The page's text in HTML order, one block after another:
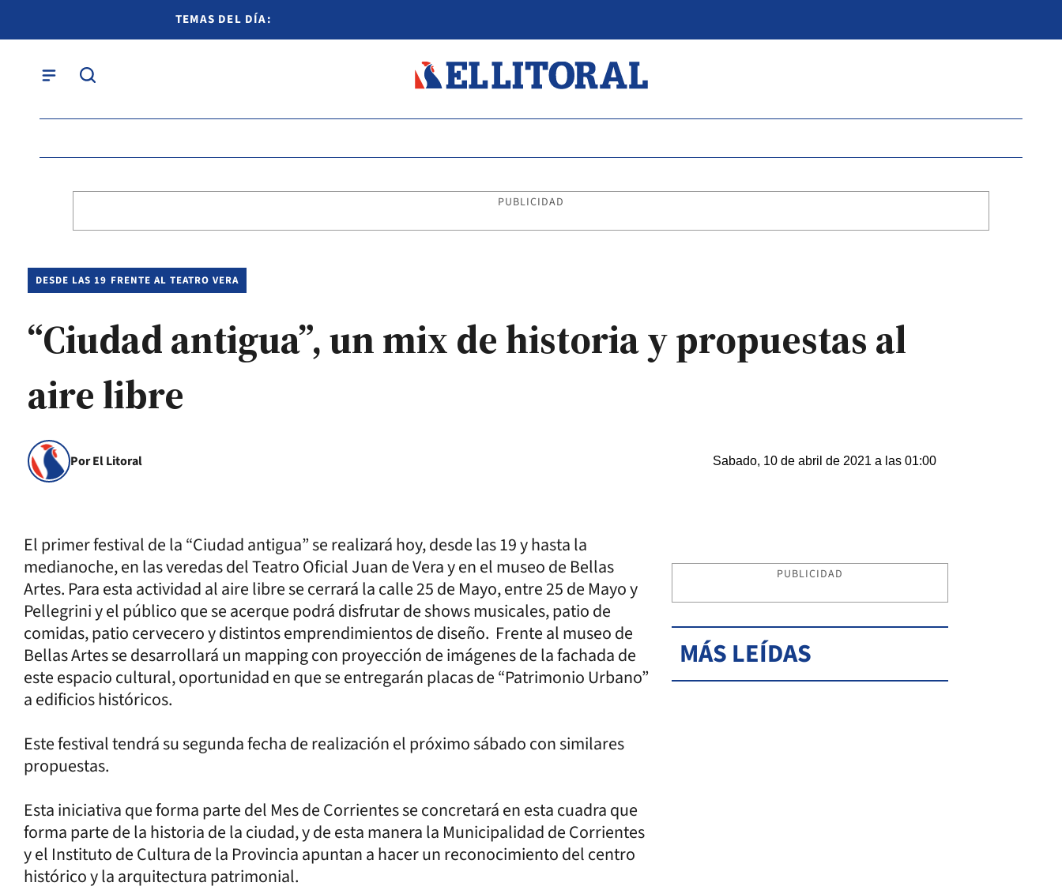
TEMAS DEL DÍA:
PUBLICIDAD
DESDE LAS 19 FRENTE AL TEATRO VERA
“Ciudad antigua”, un mix de historia y propuestas al
aire libre
Por El Litoral Sabado, 10 de abril de 2021 a las 01:00
El primer festival de la “Ciudad antigua” se realizará hoy, desde las 19 y hasta la
medianoche, en las veredas del Teatro Oficial Juan de Vera y en el museo de Bellas
Artes. Para esta actividad al aire libre se cerrará la calle 25 de Mayo, entre 25 de Mayo y
Pellegrini y el público que se acerque podrá disfrutar de shows musicales, patio de
comidas, patio cervecero y distintos emprendimientos de diseño. Frente al museo de
Bellas Artes se desarrollará un mapping con proyección de imágenes de la fachada de
este espacio cultural, oportunidad en que se entregarán placas de “Patrimonio Urbano”
a edificios históricos.
Este festival tendrá su segunda fecha de realización el próximo sábado con similares
propuestas.
Esta iniciativa que forma parte del Mes de Corrientes se concretará en esta cuadra que
forma parte de la historia de la ciudad, y de esta manera la Municipalidad de Corrientes
y el Instituto de Cultura de la Provincia apuntan a hacer un reconocimiento del centro
histórico y la arquitectura patrimonial.
PUBLICIDAD
MÁS LEÍDAS